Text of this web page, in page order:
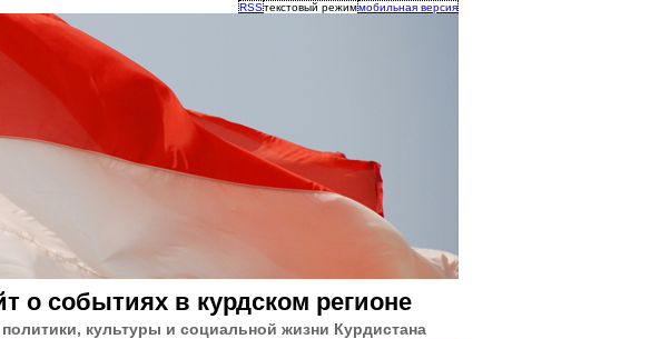
RSSтекстовый режиммобильная версия
о событиях в курдском регионе
культуры и социальной жизни Курдистана